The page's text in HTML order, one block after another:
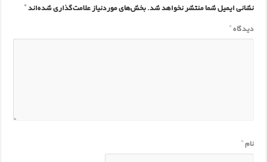
نشانی ایمیل شما منتشر نخواهد شد.بخش‌های موردنیاز علامت‌گذاری شده‌اند*
دیدگاه*
نام*